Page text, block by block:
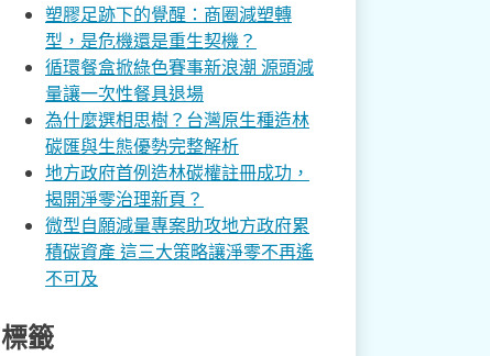
塑膠足跡下的覺醒：商圈減塑轉
型，是危機還是重生契機？
循環餐盒掀綠色賽事新浪潮 源頭減
量讓一次性餐具退場
為什麼選相思樹？台灣原生種造林
碳匯與生態優勢完整解析
地方政府首例造林碳權註冊成功，
揭開淨零治理新頁？
微型自願減量專案助攻地方政府累
積碳資產 這三大策略讓淨零不再遙
不可及
標籤